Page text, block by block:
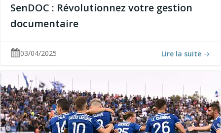
SenDOC : Révolutionnez votre gestion
documentaire
03/04/2025 Lire la suite